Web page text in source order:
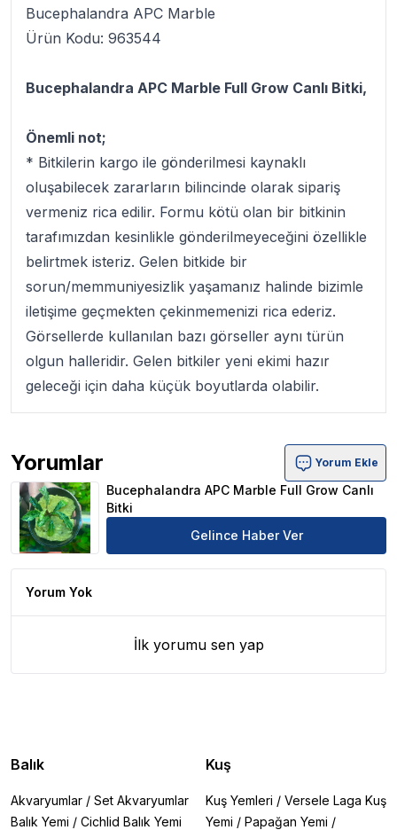
Bucephalandra APC Marble
Ürün Kodu: 963544
Bucephalandra APC Marble Full Grow Canlı Bitki,
Önemli not;
* Bitkilerin kargo ile gönderilmesi kaynaklı
oluşabilecek zararların bilincinde olarak sipariş
vermeniz rica edilir. Formu kötü olan bir bitkinin
tarafımızdan kesinlikle gönderilmeyeceğini özellikle
belirtmek isteriz. Gelen bitkide bir
sorun/memmuniyesizlik yaşamanız halinde bizimle
iletişime geçmekten çekinmemenizi rica ederiz.
Görsellerde kullanılan bazı görseller aynı türün
olgun halleridir. Gelen bitkiler yeni ekimi hazır
geleceği için daha küçük boyutlarda olabilir.
Yorumlar
Bucephalandra APC Marble Full Grow Canlı Bitki Ürün
Yorum Ekle
Bucephalandra APC Marble Full Grow Canlı
Bitki
Gelince Haber Ver
Yorum Yok
İlk yorumu sen yap
Balık
Akvaryumlar / Set Akvaryumlar
Balık Yemi / Cichlid Balık Yemi
Kuş
Kuş Yemleri / Versele Laga Kuş
Yemi / Papağan Yemi /